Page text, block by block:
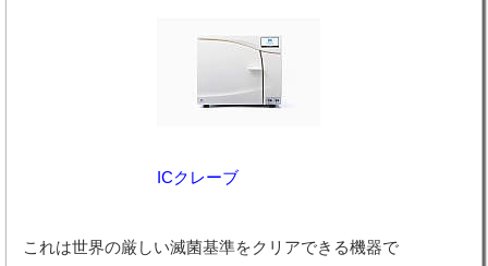
ICクレーブ
これは世界の厳しい滅菌基準をクリアできる機器で